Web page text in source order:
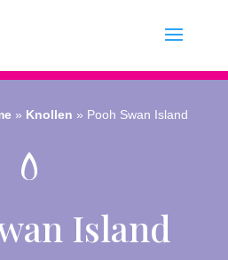
» Knollen » Pooh Swan Island
Island